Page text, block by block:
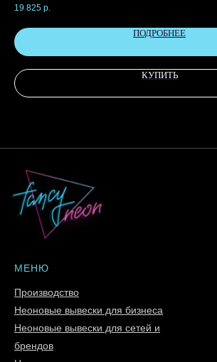
19 825 р.
ПОДРОБНЕЕ
КУПИТЬ
МЕНЮ
Производство
Неоновые вывески для бизнеса
Неоновые вывески для сетей и
брендов